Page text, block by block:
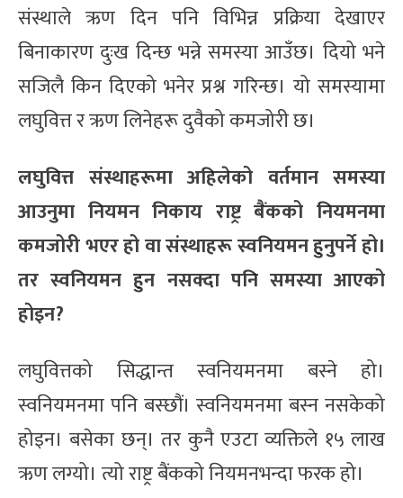
संस्थाले ऋण दिन पनि विभिन्न प्रक्रिया देखाएर
बिनाकारण दुःख दिन्छ भन्ने समस्या आउँछ। दियो भने
सजिलै किन दिएको भनेर प्रश्न गरिन्छ। यो समस्यामा
लघुवित्त र ऋण लिनेहरू दुवैको कमजोरी छ।
लघुवित्त संस्थाहरूमा अहिलेको वर्तमान समस्या
आउनुमा नियमन निकाय राष्ट्र बैंकको नियमनमा
कमजोरी भएर हो वा संस्थाहरू स्वनियमन हुनुपर्ने हो।
तर स्वनियमन हुन नसक्दा पनि समस्या आएको
होइन?
लघुवित्तको सिद्धान्त स्वनियमनमा बस्ने हो।
स्वनियमनमा पनि बस्छौं। स्वनियमनमा बस्न नसकेको
होइन। बसेका छन्। तर कुनै एउटा व्यक्तिले १५ लाख
ऋण लग्यो। त्यो राष्ट्र बैंकको नियमनभन्दा फरक हो।